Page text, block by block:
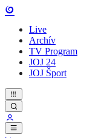
Live
Archív
TV Program
JOJ 24
JOJ Šport